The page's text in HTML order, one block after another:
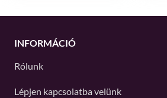
INFORMÁCIÓ
Rólunk
Lépjen kapcsolatba velünk